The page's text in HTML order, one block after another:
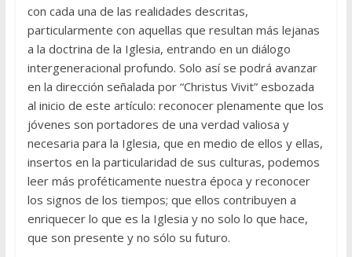
con cada una de las realidades descritas,
particularmente con aquellas que resultan más lejanas
a la doctrina de la Iglesia, entrando en un diálogo
intergeneracional profundo. Solo así se podrá avanzar
en la dirección señalada por “Christus Vivit” esbozada
al inicio de este artículo: reconocer plenamente que los
jóvenes son portadores de una verdad valiosa y
necesaria para la Iglesia, que en medio de ellos y ellas,
insertos en la particularidad de sus culturas, podemos
leer más proféticamente nuestra época y reconocer
los signos de los tiempos; que ellos contribuyen a
enriquecer lo que es la Iglesia y no solo lo que hace,
que son presente y no sólo su futuro.